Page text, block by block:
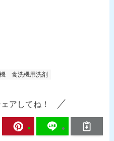
食洗機用洗剤
アしてね！